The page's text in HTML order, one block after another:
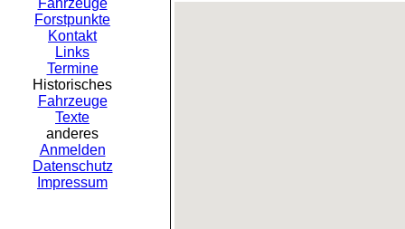
Fahrzeuge
Forstpunkte
Kontakt
Links
Termine
Historisches
Fahrzeuge
Texte
anderes
Anmelden
Datenschutz
Impressum